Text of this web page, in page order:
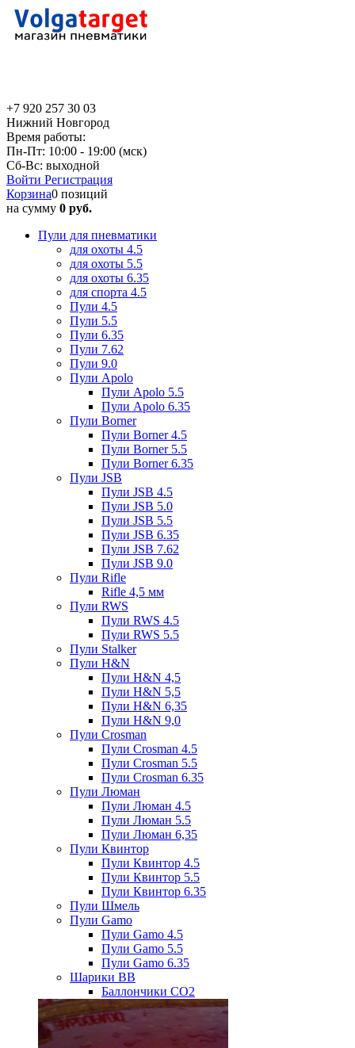
+7 920 257 30 03
Нижний Новгород
Время работы:
Пн-Пт: 10:00 - 19:00 (мск)
Сб-Вс: выходной
Войти Регистрация
Корзина0 позиций
на сумму 0 руб.
Пули для пневматики
для охоты 4.5
для охоты 5.5
для охоты 6.35
для спорта 4.5
Пули 4.5
Пули 5.5
Пули 6.35
Пули 7.62
Пули 9.0
Пули Apolo
Пули Apolo 5.5
Пули Apolo 6.35
Пули Borner
Пули Borner 4.5
Пули Borner 5.5
Пули Borner 6.35
Пули JSB
Пули JSB 4.5
Пули JSB 5.0
Пули JSB 5.5
Пули JSB 6.35
Пули JSB 7.62
Пули JSB 9.0
Пули Rifle
Rifle 4,5 мм
Пули RWS
Пули RWS 4.5
Пули RWS 5.5
Пули Stalker
Пули H&N
Пули H&N 4,5
Пули H&N 5,5
Пули H&N 6,35
Пули H&N 9,0
Пули Crosman
Пули Crosman 4.5
Пули Crosman 5.5
Пули Crosman 6.35
Пули Люман
Пули Люман 4.5
Пули Люман 5.5
Пули Люман 6,35
Пули Квинтор
Пули Квинтор 4.5
Пули Квинтор 5.5
Пули Квинтор 6.35
Пули Шмель
Пули Gamo
Пули Gamo 4.5
Пули Gamo 5.5
Пули Gamo 6.35
Шарики BB
Баллончики CO2